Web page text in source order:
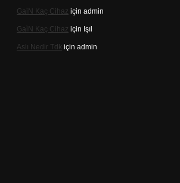
Gai̇N Kaç Cihaz için admin
Gai̇N Kaç Cihaz için Işıl
Aslı Nedir Tdk için admin